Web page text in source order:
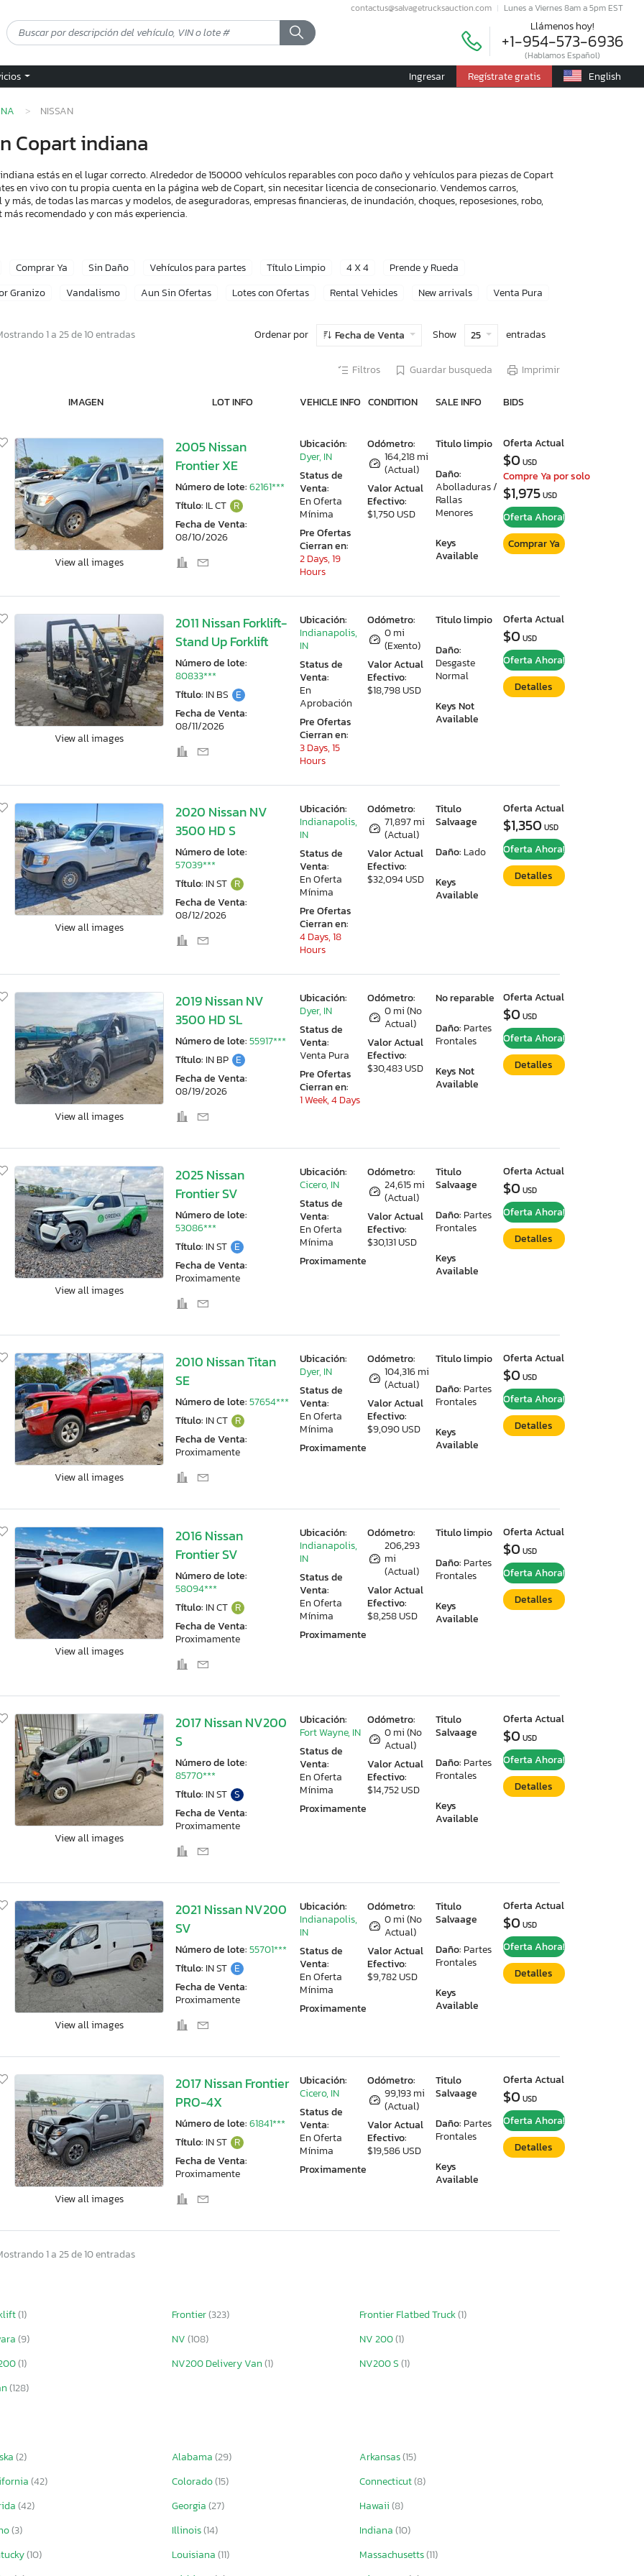
contactus@salvagetrucksauction.com Lunes a Viernes 8am a 5pm EST
Llámenos hoy!
+1-954-573-6936
(Hablamos Español)
Ingresar Regístrate gratis English
NISSAN
Copart indiana
estás en el lugar correcto. Alrededor de 150000 vehículos reparables con poco daño y vehículos para piezas de Copart
en vivo con tu propia cuenta en la página web de Copart, sin necesitar licencia de consecionario. Vendemos carros,
de todas las marcas y modelos, de aseguradoras, empresas financieras, de inundación, choques, reposesiones, robo,
recomendado y con más experiencia.
Comprar Ya Sin Daño Vehículos para partes Título Limpio 4 X 4
Prende y Rueda
Granizo Vandalismo Aun Sin Ofertas Lotes con Ofertas Rental Vehicles New arrivals Venta Pura
1 a 25 de 10 entradas Ordenar por Fecha de Venta Show 25 entradas
Filtros Guardar busqueda Imprimir
IMAGEN LOT INFO VEHICLE INFO CONDITION SALE INFO BIDS
View all images
2005 Nissan
Frontier XE
Número de lote:62161***
Título: IL CT R
Fecha de Venta:
08/10/2026
Odómetro:
164,218 mi
(Actual)
Valor Actual
Efectivo:
$1,750 USD
Titulo limpio
Daño:
Abolladuras /
Rallas
Menores
Keys
Available
Ubicación:
Dyer, IN
Status de
Venta:
En Oferta
Mínima
Pre Ofertas
Cierran en:
2 Days, 19
Hours
Oferta Actual
$0USD
Compre Ya por solo
$1,975USD
Oferta Ahora!
Comprar Ya
View all images
2011 Nissan Forklift-
Stand Up Forklift
Número de lote:
80833***
Título: IN BS E
Fecha de Venta:
08/11/2026
Odómetro:
0 mi
(Exento)
Valor Actual
Efectivo:
$18,798 USD
Titulo limpio
Daño:
Desgaste
Normal
Keys Not
Available
Ubicación:
Indianapolis,
IN
Status de
Venta:
En
Aprobación
Pre Ofertas
Cierran en:
3 Days, 15
Hours
Oferta Actual
$0USD
Oferta Ahora!
Detalles
View all images
2020 Nissan NV
3500 HD S
Número de lote:
57039***
Título: IN ST R
Fecha de Venta:
08/12/2026
Odómetro:
71,897 mi
(Actual)
Valor Actual
Efectivo:
$32,094 USD
Titulo
Salvaage
Daño: Lado
Keys
Available
Ubicación:
Indianapolis,
IN
Status de
Venta:
En Oferta
Mínima
Pre Ofertas
Cierran en:
4 Days, 18
Hours
Oferta Actual
$1,350USD
Oferta Ahora!
Detalles
View all images
2019 Nissan NV
3500 HD SL
Número de lote:55917***
Título: IN BP E
Fecha de Venta:
08/19/2026
Odómetro:
0 mi (No
Actual)
Valor Actual
Efectivo:
$30,483 USD
No reparable
Daño: Partes
Frontales
Keys Not
Available
Ubicación:
Dyer, IN
Status de
Venta:
Venta Pura
Pre Ofertas
Cierran en:
1 Week, 4 Days
Oferta Actual
$0USD
Oferta Ahora!
Detalles
View all images
2025 Nissan
Frontier SV
Número de lote:
53086***
Título: IN ST E
Fecha de Venta:
Proximamente
Odómetro:
24,615 mi
(Actual)
Valor Actual
Efectivo:
$30,131 USD
Titulo
Salvaage
Daño: Partes
Frontales
Keys
Available
Ubicación:
Cicero, IN
Status de
Venta:
En Oferta
Mínima
Proximamente
Oferta Actual
$0USD
Oferta Ahora!
Detalles
View all images
2010 Nissan Titan
SE
Número de lote:57654***
Título: IN CT R
Fecha de Venta:
Proximamente
Odómetro:
104,316 mi
(Actual)
Valor Actual
Efectivo:
$9,090 USD
Titulo limpio
Daño: Partes
Frontales
Keys
Available
Ubicación:
Dyer, IN
Status de
Venta:
En Oferta
Mínima
Proximamente
Oferta Actual
$0USD
Oferta Ahora!
Detalles
View all images
2016 Nissan
Frontier SV
Número de lote:
58094***
Título: IN CT R
Fecha de Venta:
Proximamente
Odómetro:
206,293
mi
(Actual)
Valor Actual
Efectivo:
$8,258 USD
Titulo limpio
Daño: Partes
Frontales
Keys
Available
Ubicación:
Indianapolis,
IN
Status de
Venta:
En Oferta
Mínima
Proximamente
Oferta Actual
$0USD
Oferta Ahora!
Detalles
View all images
2017 Nissan NV200
S
Número de lote:
85770***
Título: IN ST S
Fecha de Venta:
Proximamente
Odómetro:
0 mi (No
Actual)
Valor Actual
Efectivo:
$14,752 USD
Titulo
Salvaage
Daño: Partes
Frontales
Keys
Available
Ubicación:
Fort Wayne, IN
Status de
Venta:
En Oferta
Mínima
Proximamente
Oferta Actual
$0USD
Oferta Ahora!
Detalles
View all images
2021 Nissan NV200
SV
Número de lote:55701***
Título: IN ST E
Fecha de Venta:
Proximamente
Odómetro:
0 mi (No
Actual)
Valor Actual
Efectivo:
$9,782 USD
Titulo
Salvaage
Daño: Partes
Frontales
Keys
Available
Ubicación:
Indianapolis,
IN
Status de
Venta:
En Oferta
Mínima
Proximamente
Oferta Actual
$0USD
Oferta Ahora!
Detalles
View all images
2017 Nissan Frontier
PRO-4X
Número de lote:61841***
Título: IN ST R
Fecha de Venta:
Proximamente
Odómetro:
99,193 mi
(Actual)
Valor Actual
Efectivo:
$19,586 USD
Titulo
Salvaage
Daño: Partes
Frontales
Keys
Available
Ubicación:
Cicero, IN
Status de
Venta:
En Oferta
Mínima
Proximamente
Oferta Actual
$0USD
Oferta Ahora!
Detalles
1 a 25 de 10 entradas
(1) Frontier(323) Frontier Flatbed Truck(1)
(9) NV(108) NV 200(1)
(1) NV200 Delivery Van(1) NV200 S(1)
(128)
(2) Alabama(29) Arkansas(15)
(42) Colorado(15) Connecticut(8)
(42) Georgia(27) Hawaii(8)
(3) Illinois(14) Indiana(10)
(10) Louisiana(11) Massachusetts(11)